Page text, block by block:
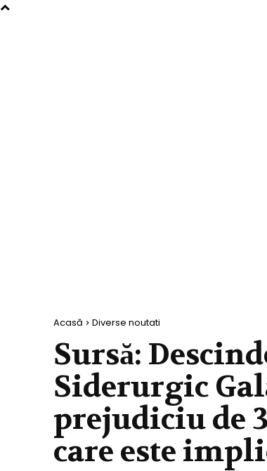
Acasă Diverse noutati
Sursă:
Siderurgic
prejudiciu de
care este